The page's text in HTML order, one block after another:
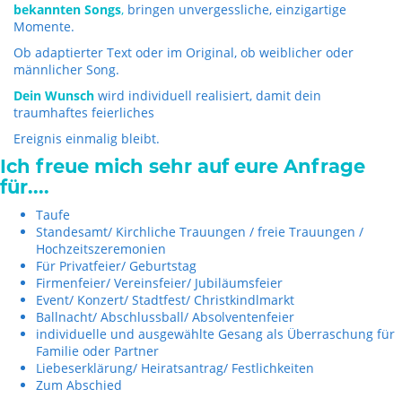
bekannten Songs, bringen unvergessliche, einzigartige
Momente.
Ob adaptierter Text oder im Original, ob weiblicher oder
männlicher Song.
Dein Wunsch wird individuell realisiert, damit dein
traumhaftes feierliches
Ereignis einmalig bleibt.
Ich freue mich sehr auf eure Anfrage
für....
Taufe
Standesamt/ Kirchliche Trauungen / freie Trauungen /
Hochzeitszeremonien
Für Privatfeier/ Geburtstag
Firmenfeier/ Vereinsfeier/ Jubiläumsfeier
Event/ Konzert/ Stadtfest/ Christkindlmarkt
Ballnacht/ Abschlussball/ Absolventenfeier
individuelle und ausgewählte Gesang als Überraschung für
Familie oder Partner
Liebeserklärung/ Heiratsantrag/ Festlichkeiten
Zum Abschied